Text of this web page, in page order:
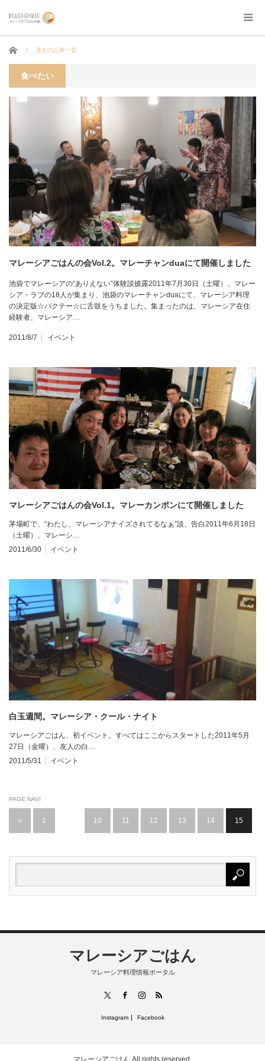
ホーム 過去の記事一覧
食べたい
マレーシアごはんの会Vol.2。マレーチャンduaにて開催しました
池袋でマレーシアの“ありえない”体験談披露2011年7月30日（土曜）、マレー
シア・ラブの18人が集まり、池袋のマレーチャンduaにて、マレーシア料理
の決定版☆バクテー☆に舌鼓をうちました。集まったのは、マレーシア在住
経験者、マレーシア…
2011/8/7 イベント
マレーシアごはんの会Vol.1。マレーカンポンにて開催しました
茅場町で、“わたし、マレーシアナイズされてるなぁ”談、告白2011年6月18日
（土曜）、マレーシ…
2011/6/30
イベント
白玉週間。マレーシア・クール・ナイト
マレーシアごはん、初イベント。すべてはここからスタートした2011年5月
27日（金曜）、友人の白…
2011/5/31
イベント
PAGE NAVI
« 1 10 11 12 13 14 15
マレーシアごはん
マレーシア料理情報ポータル
FacebookInstagram
RSS
Instagram Facebook
マレーシアごはん All rights reserved.